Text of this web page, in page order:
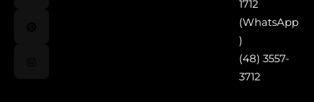
1712
(WhatsApp
)
(48) 3557-
3712